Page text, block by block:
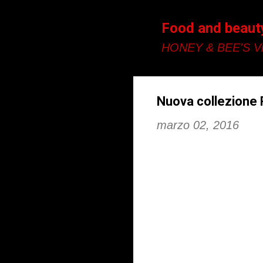
Food and
HONEY & BEE'S
Nuova collezione
marzo 02, 2016